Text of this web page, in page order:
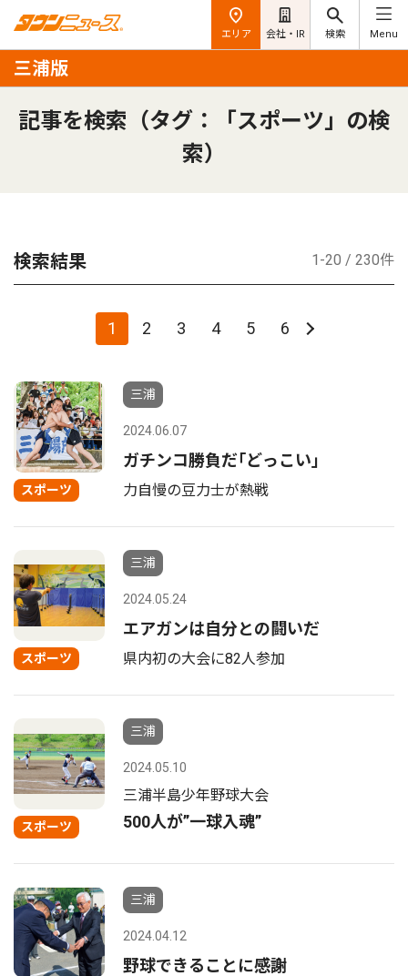
エリア 会社・IR 検索 Menu
三浦版
記事を検索（タグ：「スポーツ」の検
索）
検索結果 1-20 / 230件
1 2 3 4 5 6
スポーツ
三浦
2024.06.07
ガチンコ勝負だ｢どっこい｣
力自慢の豆力士が熱戦
スポーツ
三浦
2024.05.24
エアガンは自分との闘いだ
県内初の大会に82人参加
スポーツ
三浦
2024.05.10
三浦半島少年野球大会
500人が”一球入魂”
三浦
2024.04.12
野球できることに感謝